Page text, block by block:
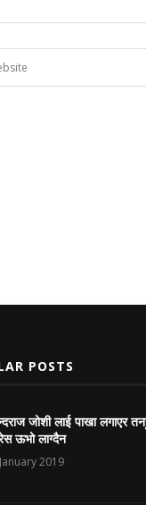
POSTS
जोशी लाई पाखा लगाएर
ऊभो लाग्दैन
2019